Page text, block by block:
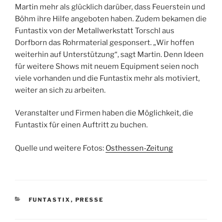
Martin mehr als glücklich darüber, dass Feuerstein und
Böhm ihre Hilfe angeboten haben. Zudem bekamen die
Funtastix von der Metallwerkstatt Torschl aus
Dorfborn das Rohrmaterial gesponsert. „Wir hoffen
weiterhin auf Unterstützung“, sagt Martin. Denn Ideen
für weitere Shows mit neuem Equipment seien noch
viele vorhanden und die Funtastix mehr als motiviert,
weiter an sich zu arbeiten.
Veranstalter und Firmen haben die Möglichkeit, die
Funtastix für einen Auftritt zu buchen.
Quelle und weitere Fotos: Osthessen-Zeitung
KATEGORIEN
FUNTASTIX , PRESSE